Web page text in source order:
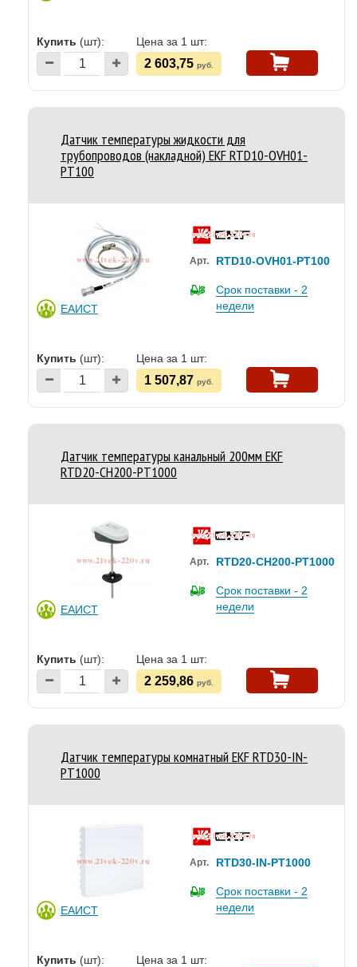
Купить (шт): Цена за 1 шт:
2 603,75 руб.
Датчик температуры жидкости для
трубопроводов (накладной) EKF RTD10-OVH01-
PT100
ЕАИСТ
Арт. RTD10-OVH01-PT100
Срок поставки - 2
недели
Купить (шт): Цена за 1 шт:
1 507,87 руб.
Датчик температуры канальный 200мм EKF
RTD20-CH200-PT1000
ЕАИСТ
Арт. RTD20-CH200-PT1000
Срок поставки - 2
недели
Купить (шт): Цена за 1 шт:
2 259,86 руб.
Датчик температуры комнатный EKF RTD30-IN-
PT1000
ЕАИСТ
Арт. RTD30-IN-PT1000
Срок поставки - 2
недели
Купить (шт): Цена за 1 шт: